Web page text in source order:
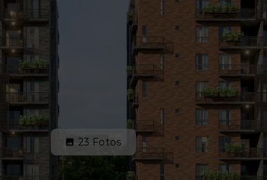
23 Fotos